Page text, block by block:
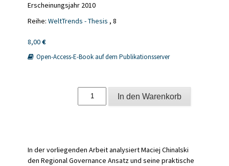
Erscheinungsjahr 2010
Reihe: WeltTrends - Thesis , 8
8,00€
Open-Access-E-Book auf dem Publikationsserver
Governance
Menge
In den Warenkorb
In der vorliegenden Arbeit analysiert Maciej Chinalski
den Regional Governance Ansatz und seine praktische